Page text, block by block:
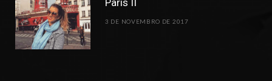
3 DE NOVEMBRO DE 2017